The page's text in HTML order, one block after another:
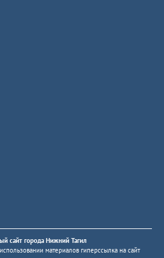
сайт города Нижний Тагил
материалов гиперссылка на сайт